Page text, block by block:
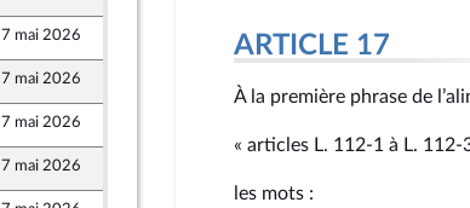
7 mai 2026 29 avril 2026
7 mai 2026
7 mai 2026
7 mai 2026
ARTICLE 17
À la première phrase de
« articles L. 112‑1 à L.
les mots :